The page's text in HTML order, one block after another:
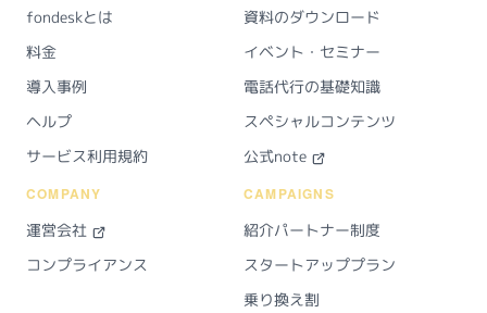
fondeskとは
料金
導入事例
ヘルプ
サービス利用規約
資料のダウンロード
イベント・セミナー
電話代行の基礎知識
スペシャルコンテンツ
公式note
COMPANY
運営会社
コンプライアンス
CAMPAIGNS
紹介パートナー制度
スタートアッププラン
乗り換え割